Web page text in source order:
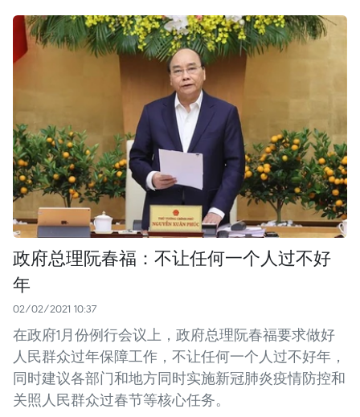
政府总理阮春福：不让任何一个人过不好
年
02/02/2021 10:37
在政府1月份例行会议上，政府总理阮春福要求做好
人民群众过年保障工作，不让任何一个人过不好年，
同时建议各部门和地方同时实施新冠肺炎疫情防控和
关照人民群众过春节等核心任务。